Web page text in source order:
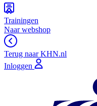
Trainingen
Naar webshop
Terug naar KHN.nl
Inloggen